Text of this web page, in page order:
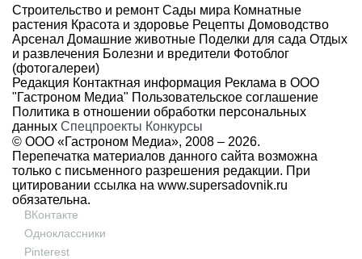
Строительство и ремонт Сады мира Комнатные
растения Красота и здоровье Рецепты Домоводство
Арсенал Домашние животные Поделки для сада Отдых
и развлечения Болезни и вредители Фотоблог
(фотогалереи)
Редакция Контактная информация Реклама в ООО
"Гастроном Медиа" Пользовательское соглашение
Политика в отношении обработки персональных
данных Спецпроекты Конкурсы
© ООО «Гастроном Медиа», 2008 – 2026.
Перепечатка материалов данного сайта возможна
только с письменного разрешения редакции. При
цитировании ссылка на www.supersadovnik.ru
обязательна.
ВКонтакте
Одноклассники
Pinterest